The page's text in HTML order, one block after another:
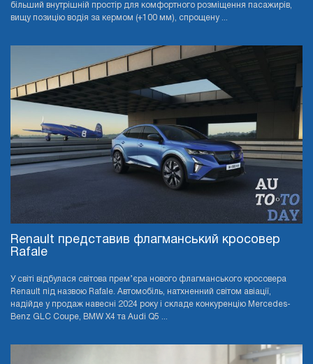
більший внутрішній простір для комфортного розміщення пасажирів,
вищу позицію водія за кермом (+100 мм), спрощену ...
Renault представив флагманський кросовер
Rafale
У світі відбулася світова прем’єра нового флагманського кросовера
Renault під назвою Rafale. Автомобіль, натхненний світом авіації,
надійде у продаж навесні 2024 року і складе конкуренцію Mercedes-
Benz GLC Coupe, BMW X4 та Audi Q5 ...